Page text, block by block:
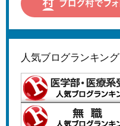
人気ブログランキング